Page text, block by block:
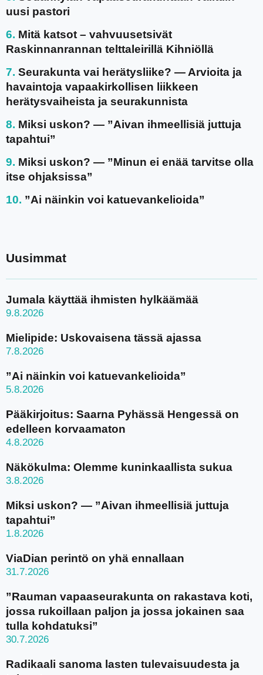
uusi pastori
Mitä katsot – vahvuusetsivät
Raskinnanrannan telttaleirillä Kihniöllä
Seurakunta vai herätysliike? — Arvioita ja
havaintoja vapaakirkollisen liikkeen
herätysvaiheista ja seurakunnista
Miksi uskon? — ”Aivan ihmeellisiä juttuja
tapahtui”
Miksi uskon? — ”Minun ei enää tarvitse olla
itse ohjaksissa”
”Ai näinkin voi katuevankelioida”
Uusimmat
Jumala käyttää ihmisten hylkäämää
9.8.2026
Mielipide: Uskovaisena tässä ajassa
7.8.2026
”Ai näinkin voi katuevankelioida”
5.8.2026
Pääkirjoitus: Saarna Pyhässä Hengessä on
edelleen korvaamaton
4.8.2026
Näkökulma: Olemme kuninkaallista sukua
3.8.2026
Miksi uskon? — ”Aivan ihmeellisiä juttuja
tapahtui”
1.8.2026
ViaDian perintö on yhä ennallaan
31.7.2026
”Rauman vapaaseurakunta on rakastava koti,
jossa rukoillaan paljon ja jossa jokainen saa
tulla kohdatuksi”
30.7.2026
Radikaali sanoma lasten tulevaisuudesta ja